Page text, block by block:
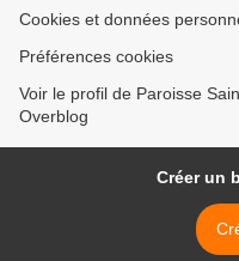
Cookies et données
Préférences cookies
Voir le profil de Paroisse
Overblog
Créer un